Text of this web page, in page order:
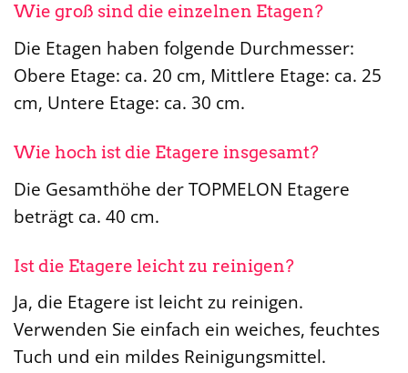
Wie groß sind die einzelnen Etagen?
Die Etagen haben folgende Durchmesser:
Obere Etage: ca. 20 cm, Mittlere Etage: ca. 25
cm, Untere Etage: ca. 30 cm.
Wie hoch ist die Etagere insgesamt?
Die Gesamthöhe der TOPMELON Etagere
beträgt ca. 40 cm.
Ist die Etagere leicht zu reinigen?
Ja, die Etagere ist leicht zu reinigen.
Verwenden Sie einfach ein weiches, feuchtes
Tuch und ein mildes Reinigungsmittel.